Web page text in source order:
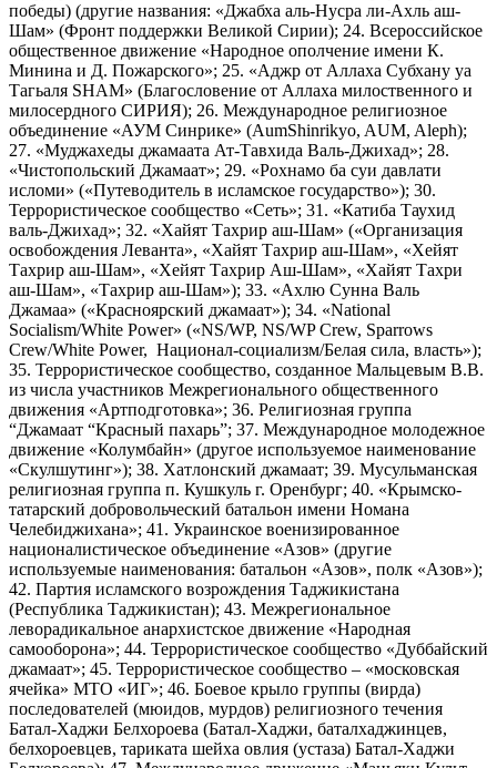
победы) (другие названия: «Джабха аль-Нусра ли-Ахль аш-
Шам» (Фронт поддержки Великой Сирии); 24. Всероссийское
общественное движение «Народное ополчение имени К.
Минина и Д. Пожарского»; 25. «Аджр от Аллаха Субхану уа
Тагьаля SHAM» (Благословение от Аллаха милоственного и
милосердного СИРИЯ); 26. Международное религиозное
объединение «АУМ Синрике» (AumShinrikyo, AUM, Aleph);
27. «Муджахеды джамаата Ат-Тавхида Валь-Джихад»; 28.
«Чистопольский Джамаат»; 29. «Рохнамо ба суи давлати
исломи» («Путеводитель в исламское государство»); 30.
Террористическое сообщество «Сеть»; 31. «Катиба Таухид
валь-Джихад»; 32. «Хайят Тахрир аш-Шам» («Организация
освобождения Леванта», «Хайят Тахрир аш-Шам», «Хейят
Тахрир аш-Шам», «Хейят Тахрир Аш-Шам», «Хайят Тахри
аш-Шам», «Тахрир аш-Шам»); 33. «Ахлю Сунна Валь
Джамаа» («Красноярский джамаат»); 34. «National
Socialism/White Power» («NS/WP, NS/WP Crew, Sparrows
Crew/White Power, Национал-социализм/Белая сила, власть»);
35. Террористическое сообщество, созданное Мальцевым В.В.
из числа участников Межрегионального общественного
движения «Артподготовка»; 36. Религиозная группа
“Джамаат “Красный пахарь”; 37. Международное молодежное
движение «Колумбайн» (другое используемое наименование
«Скулшутинг»); 38. Хатлонский джамаат; 39. Мусульманская
религиозная группа п. Кушкуль г. Оренбург; 40. «Крымско-
татарский добровольческий батальон имени Номана
Челебиджихана»; 41. Украинское военизированное
националистическое объединение «Азов» (другие
используемые наименования: батальон «Азов», полк «Азов»);
42. Партия исламского возрождения Таджикистана
(Республика Таджикистан); 43. Межрегиональное
леворадикальное анархистское движение «Народная
самооборона»; 44. Террористическое сообщество «Дуббайский
джамаат»; 45. Террористическое сообщество – «московская
ячейка» МТО «ИГ»; 46. Боевое крыло группы (вирда)
последователей (мюидов, мурдов) религиозного течения
Батал-Хаджи Белхороева (Батал-Хаджи, баталхаджинцев,
белхороевцев, тариката шейха овлия (устаза) Батал-Хаджи